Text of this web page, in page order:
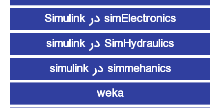
simElectronics در Simulink
SimHydraulics در simulink
simmehanics در simulink
weka